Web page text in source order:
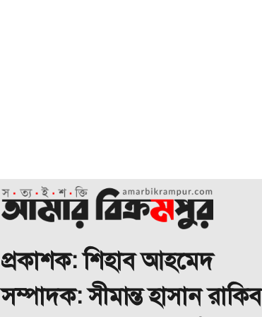
প্রকাশক: শিহাব আহমেদ
সম্পাদক: সীমান্ত হাসান রাকিব